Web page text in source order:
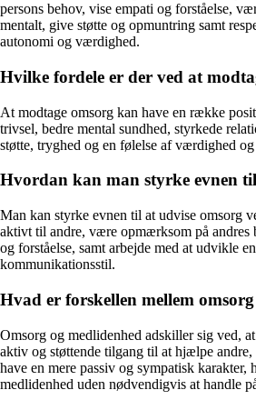
persons behov, vise empati og forståelse,
mentalt, give støtte og opmuntring samt
autonomi og værdighed.
Hvilke fordele er der ved at
At modtage omsorg kan have en række
trivsel, bedre mental sundhed, styrkede
støtte, tryghed og en følelse af værdighed og
Hvordan kan man styrke evnen
Man kan styrke evnen til at udvise omsorg
aktivt til andre, være opmærksom på andres
og forståelse, samt arbejde med at udvikle
kommunikationsstil.
Hvad er forskellen mellem
Omsorg og medlidenhed adskiller sig ved,
aktiv og støttende tilgang til at hjælpe andre,
have en mere passiv og sympatisk karakter,
medlidenhed uden nødvendigvis at handle